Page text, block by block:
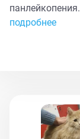
ветклинике
подробнее